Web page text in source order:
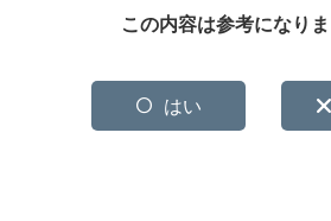
この内容は参考になり
はい